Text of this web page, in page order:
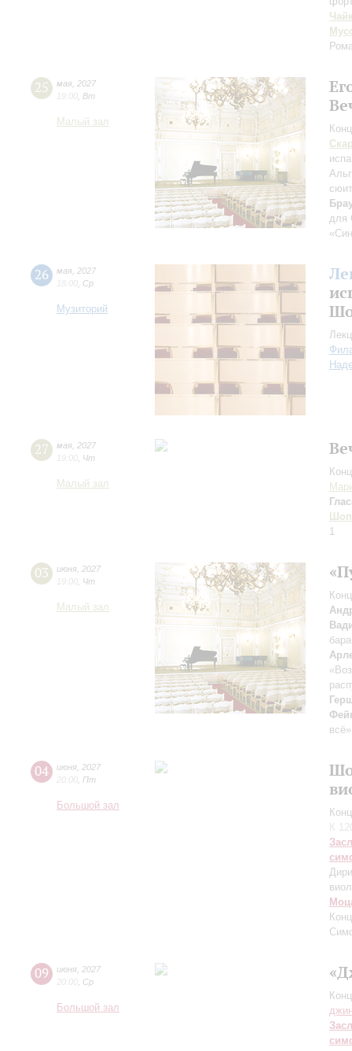
25 мая 2027
19:00 Вт
Малый зал
для
26 мая 2027
18:00 Ср
Музиторий
27 мая 2027
19:00 Чт
Малый зал
1
03 июня 2027
19:00 Чт
Малый зал
всё»
04 июня 2027
20:00 Пт
Большой зал
К
09 июня 2027
20:00 Ср
Большой зал